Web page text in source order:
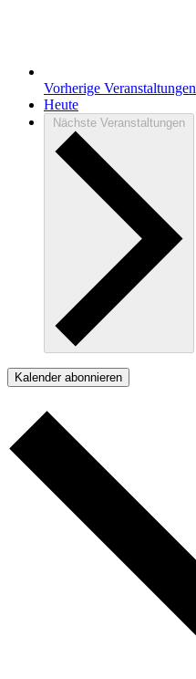
Vorherige Veranstaltungen
Heute
Nächste Veranstaltungen
Kalender abonnieren